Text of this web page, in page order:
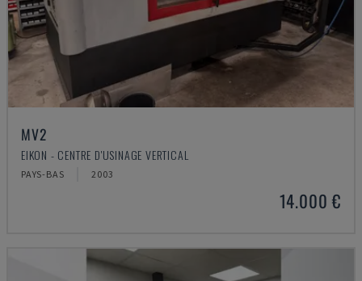
MV2
EIKON - CENTRE D'USINAGE VERTICAL
PAYS-BAS 2003
14.000 €